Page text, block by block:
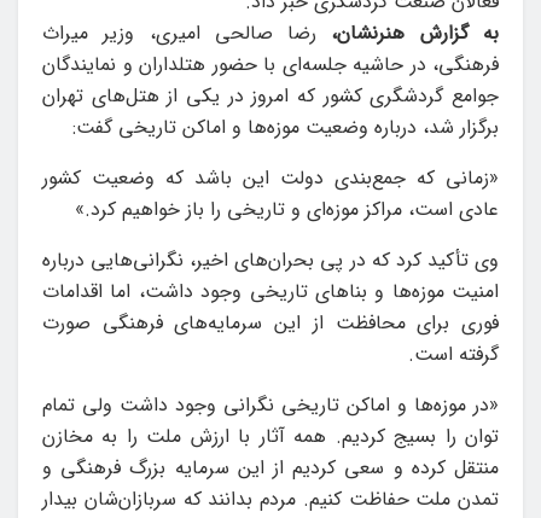
به گزارش هنرنشان، رضا صالحی امیری، وزیر میراث
فرهنگی، در حاشیه جلسه‌ای با حضور هتلداران و نمایندگان
جوامع گردشگری کشور که امروز در یکی از هتل‌های تهران
برگزار شد، درباره وضعیت موزه‌ها و اماکن تاریخی گفت:
«زمانی که جمع‌بندی دولت این باشد که وضعیت کشور
عادی است، مراکز موزه‌ای و تاریخی را باز خواهیم کرد.»
وی تأکید کرد که در پی بحران‌های اخیر، نگرانی‌هایی درباره
امنیت موزه‌ها و بناهای تاریخی وجود داشت، اما اقدامات
فوری برای محافظت از این سرمایه‌های فرهنگی صورت
گرفته است.
«در موزه‌ها و اماکن تاریخی نگرانی وجود داشت ولی تمام
توان را بسیج کردیم. همه آثار با ارزش ملت را به مخازن
منتقل کرده و سعی کردیم از این سرمایه بزرگ فرهنگی و
تمدن ملت حفاظت کنیم. مردم بدانند که سربازان‌شان بیدار